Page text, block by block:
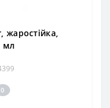
жаростійка,
мл
0